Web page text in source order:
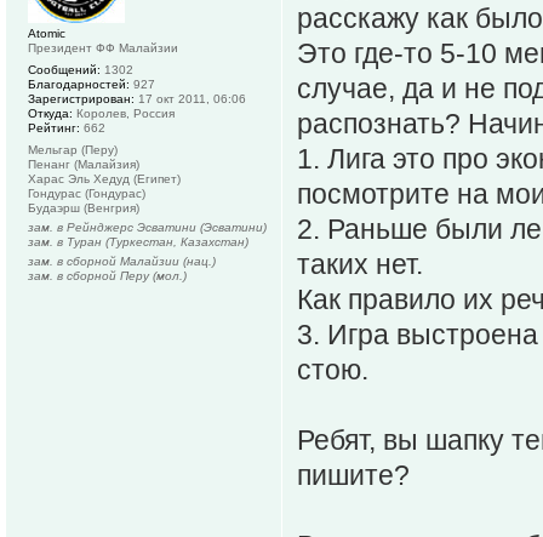
расскажу как
Это где-то 5-10
случае, да и не
распознать?
1. Лига это про
посмотрите на
2. Раньше были
таких нет.
Как правило их
3. Игра
стою.
Ребят, вы шапку
пишите?
Atomic
Президент ФФ Малайзии
Сообщений: 1302
Благодарностей: 927
Зарегистрирован: 17 окт 2011, 06:06
Откуда: Королев, Россия
Рейтинг: 662
Мельгар (Перу)
Пенанг (Малайзия)
Харас Эль Хедуд (Египет)
Гондурас (Гондурас)
Будаэрш (Венгрия)
зам. в Рейнджерс Эсватини (Эсватини)
зам. в Туран (Туркестан, Казахстан)
зам. в сборной Малайзии (нац.)
зам. в сборной Перу (мол.)